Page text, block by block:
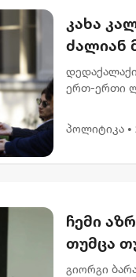
კახა
ძალიან
ერთ-ერთი
ძალიან
პოლიტიკა •
ჩემი
თუმცა
გიორგი